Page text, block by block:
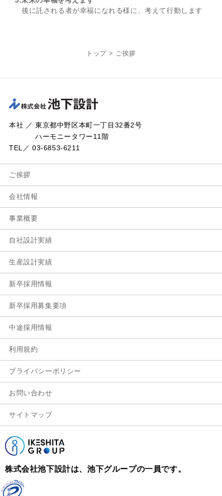
後に託される者が幸福になれる様に、考えて行動します
トップ > ご挨拶
本社 ／ 東京都中野区本町一丁目32番2号
ハーモニータワー11階
TEL／ 03-6853-6211
ご挨拶
会社情報
事業概要
自社設計実績
生産設計実績
新卒採用情報
新卒採用募集要項
中途採用情報
利用規約
プライバシーポリシー
お問い合わせ
サイトマップ
株式会社池下設計は、池下グループの一員です。